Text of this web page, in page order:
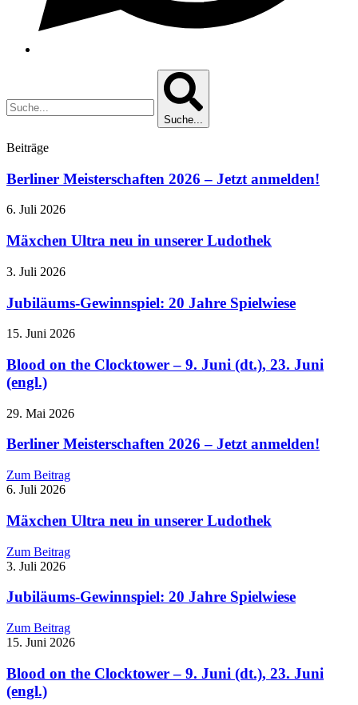
Suche...
Beiträge
Berliner Meisterschaften 2026 – Jetzt anmelden!
6. Juli 2026
Mäxchen Ultra neu in unserer Ludothek
3. Juli 2026
Jubiläums-Gewinnspiel: 20 Jahre Spielwiese
15. Juni 2026
Blood on the Clocktower – 9. Juni (dt.), 23. Juni
(engl.)
29. Mai 2026
Berliner Meisterschaften 2026 – Jetzt anmelden!
Zum Beitrag
6. Juli 2026
Mäxchen Ultra neu in unserer Ludothek
Zum Beitrag
3. Juli 2026
Jubiläums-Gewinnspiel: 20 Jahre Spielwiese
Zum Beitrag
15. Juni 2026
Blood on the Clocktower – 9. Juni (dt.), 23. Juni
(engl.)